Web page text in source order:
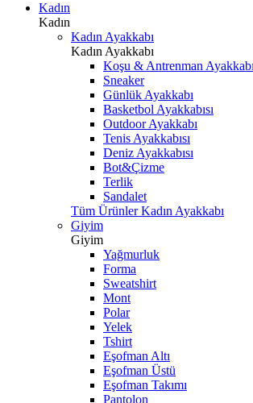
Kadın
Kadın
Kadın Ayakkabı
Kadın Ayakkabı
Koşu & Antrenman
Sneaker
Günlük Ayakkabı
Basketbol Ayakkabısı
Outdoor Ayakkabı
Tenis Ayakkabısı
Deniz Ayakkabısı
Bot&Çizme
Terlik
Sandalet
Tüm Ürünler Kadın Ayakkabı
Giyim
Giyim
Yağmurluk
Forma
Sweatshirt
Mont
Polar
Yelek
Tshirt
Eşofman Altı
Eşofman Üstü
Eşofman Takımı
Pantolon